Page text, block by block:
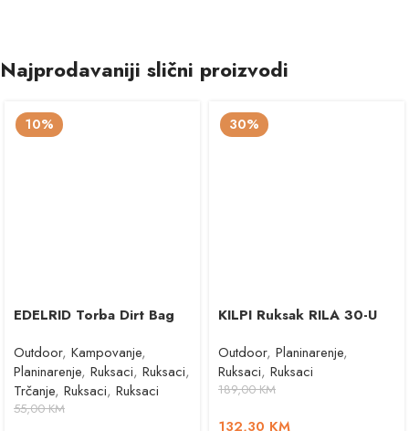
Najprodavaniji slični proizvodi
10%
EDELRID Torba Dirt Bag
Outdoor, Kampovanje,
Planinarenje, Ruksaci, Ruksaci,
Trčanje, Ruksaci, Ruksaci
55,00KM
30%
KILPI Ruksak RILA 30-U
Outdoor, Planinarenje,
Ruksaci, Ruksaci
189,00KM
132,30 KM